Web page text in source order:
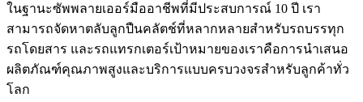
ในฐานะซัพพลายเออร์มืออาชีพที่มีประสบการณ์ 10 ปี เรา
สามารถจัดหาตลับลูกปืนคลัตช์ที่หลากหลายสำหรับรถบรรทุก
รถโดยสาร และรถแทรกเตอร์เป้าหมายของเราคือการนำเสนอ
ผลิตภัณฑ์คุณภาพสูงและบริการแบบครบวงจรสำหรับลูกค้าทั่ว
โลก